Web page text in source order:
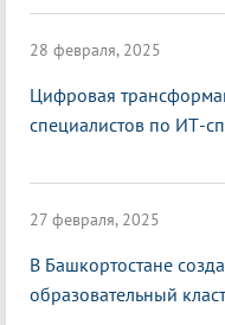
28 февраля, 2025
Цифровая
специалистов по ИТ-
27 февраля, 2025
В Башкортостане
образовательный